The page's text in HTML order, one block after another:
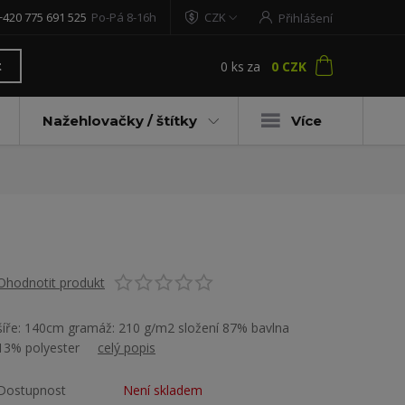
CZK Přihlášení
775 691 525 Po-Pá 8-16h
0 ks za 0 CZK
Nažehlovačky / štítky Více
produkt
140cm gramáž: 210 g/m2 složení 87% bavlna
polyester celý popis
Není skladem